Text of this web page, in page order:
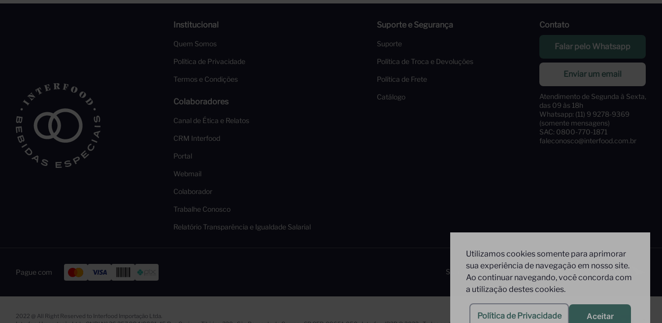
Utilizamos cookies somente para aprimorar
sua experiência de navegação em nosso site.
Ao continuar navegando, você concorda com
a utilização destes cookies.
Política de Privacidade Aceitar
Institucional
Quem Somos
Política de Privacidade
Termos e Condições
Colaboradores
Canal de Ética e Relatos
CRM Interfood
Portal
Webmail
Colaborador
Trabalhe Conosco
Relatório Transparência e Igualdade Salarial
Suporte e Segurança
Suporte
Política de Troca e Devoluções
Política de Frete
Catálogo
Contato
Falar pelo Whatsapp
Enviar um email
Atendimento de Segunda à Sexta,
das 09 às 18h
Whatsapp: (11) 9 9278-9369
(somente mensagens)
SAC: 0800-770-1871
faleconosco@interfood.com.br
Pague com Siga-nos Segurança
2022 @ All Right Reserved to Interfood Importação Ltda.
Tecnologia